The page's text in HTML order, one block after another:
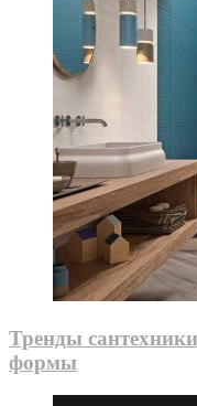
Тренды
формы